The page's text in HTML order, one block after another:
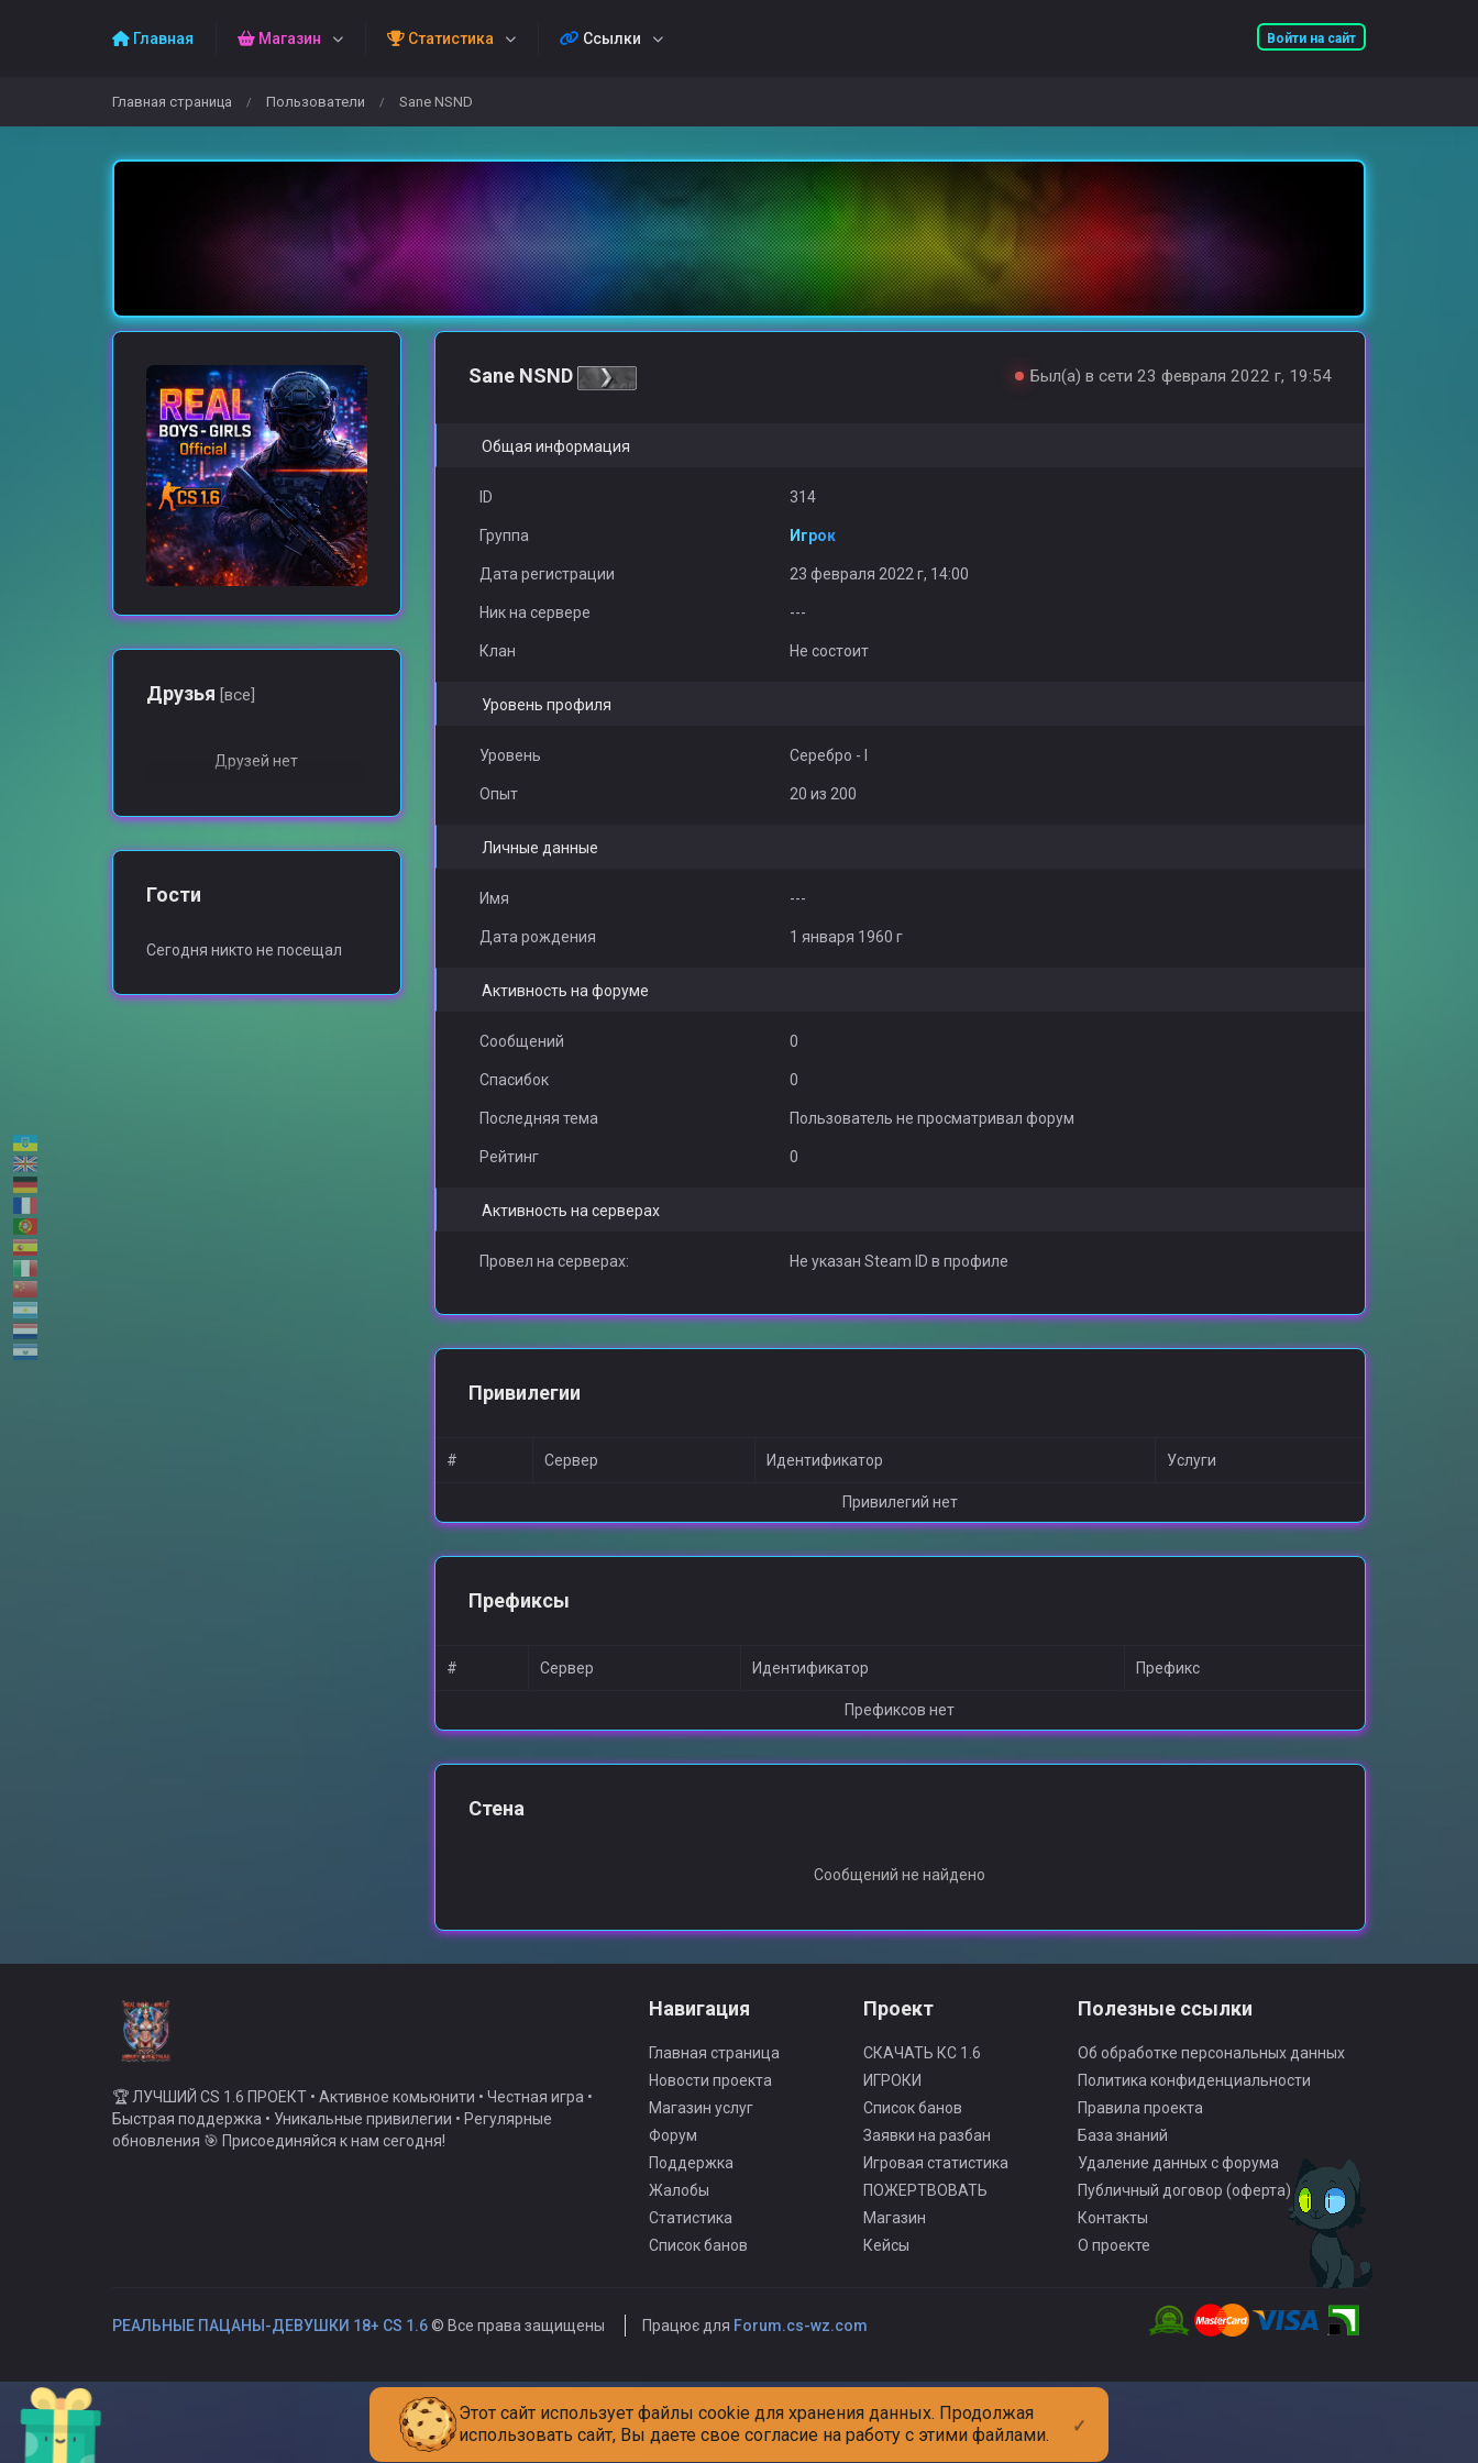
Войти на сайт
Главная Магазин Статистика Ссылки
Главная страница / Пользователи / Sane NSND
Друзья [все]
Друзей нет
Гости
Сегодня никто не посещал
Sane NSND Был(а) в сети 23 февраля 2022 г, 19:54
Общая информация
ID 314
Группа Игрок
Дата регистрации 23 февраля 2022 г, 14:00
Ник на сервере ---
Клан Не состоит
Уровень профиля
Уровень Серебро - I
Опыт 20 из 200
Личные данные
Имя ---
Дата рождения 1 января 1960 г
Активность на форуме
Сообщений 0
Спасибок 0
Последняя тема Пользователь не просматривал форум
Рейтинг 0
Активность на серверах
Провел на серверах: Не указан Steam ID в профиле
Привилегии
# Сервер Идентификатор Услуги
Привилегий нет
Префиксы
# Сервер Идентификатор Префикс
Префиксов нет
Стена
Сообщений не найдено
🏆 ЛУЧШИЙ CS 1.6 ПРОЕКТ • Активное комьюнити • Честная игра •
Быстрая поддержка • Уникальные привилегии • Регулярные
обновления 🎯 Присоединяйся к нам сегодня!
Навигация
Главная страница
Новости проекта
Магазин услуг
Форум
Поддержка
Жалобы
Статистика
Список банов
Проект
СКАЧАТЬ КС 1.6
ИГРОКИ
Список банов
Заявки на разбан
Игровая статистика
ПОЖЕРТВОВАТЬ
Магазин
Кейсы
Полезные ссылки
Об обработке персональных данных
Политика конфиденциальности
Правила проекта
База знаний
Удаление данных с форума
Публичный договор (оферта)
Контакты
О проекте
РЕАЛЬНЫЕ ПАЦАНЫ-ДЕВУШКИ 18+ CS 1.6© Все права защищены Працює для Forum.cs-wz.com
Этот сайт использует файлы cookie для хранения данных. Продолжая
использовать сайт, Вы даете свое согласие на работу с этими файлами.
✓